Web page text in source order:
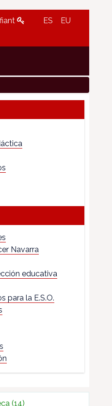
ES EU
Navarra
educativa
para la E.S.O.
(14)